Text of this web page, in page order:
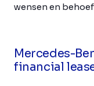
wensen en
Mercedes-
financial